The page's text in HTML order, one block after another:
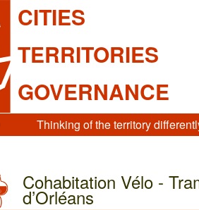
CITIES
TERRITORIES
GOVERNANCE
Thinking of the territory
Cohabitation Vélo -
d’Orléans